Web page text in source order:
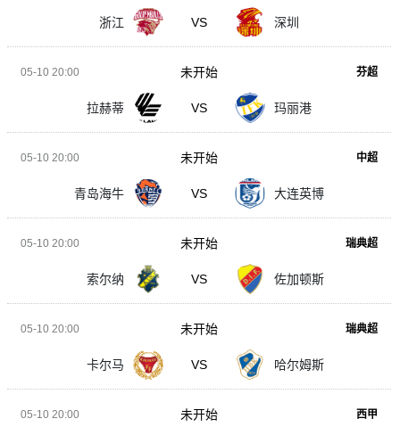
浙江 VS 深圳
05-10 20:00 芬超
拉赫蒂 VS 玛丽港
未开始
05-10 20:00 中超
青岛海牛 VS 大连英博
未开始
05-10 20:00 瑞典超
索尔纳 VS 佐加顿斯
未开始
05-10 20:00 瑞典超
卡尔马 VS 哈尔姆斯
未开始
05-10 20:00 西甲
未开始